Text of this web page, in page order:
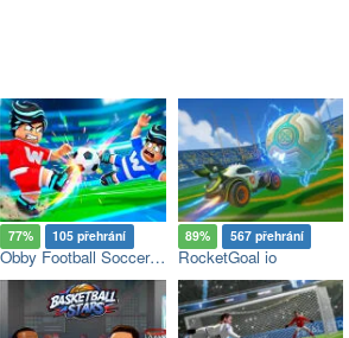
77% 105 přehrání
Obby Football Soccer 3D
89% 567 přehrání
RocketGoal io